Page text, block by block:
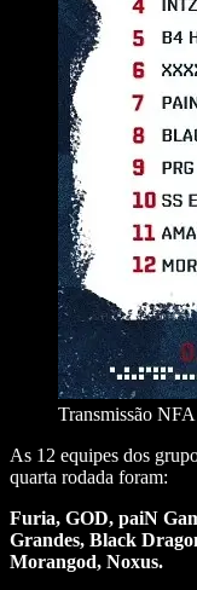
Transmissão NFA
As 12 equipes dos
quarta rodada foram:
Furia, GOD, paiN
Grandes, Black
Morangod, Noxus.